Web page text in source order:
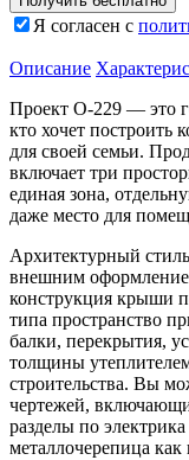
Я согласен с
Описание
Проект О-229 — это
кто хочет построить
для своей семьи.
включает три
единая зона,
даже место для
Архитектурный
внешним
конструкция крыши
типа пространство
балки, перекрытия,
толщины
строительства. Вы
чертежей,
разделы по электрика
металлочерепица как